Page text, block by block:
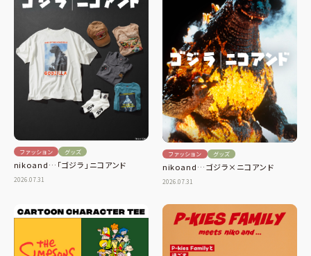
ファッション グッズ
nikoand…「ゴジラ」ニコアンド
2026.07.31
ファッション グッズ
nikoand…ゴジラ×ニコアンド
2026.07.31